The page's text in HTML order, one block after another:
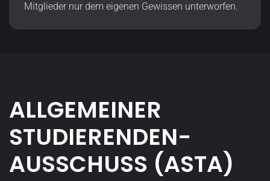
Mitglieder nur dem eigenen Gewissen unterworfen.
ALLGEMEINER
STUDIERENDEN­
AUSSCHUSS (ASTA)